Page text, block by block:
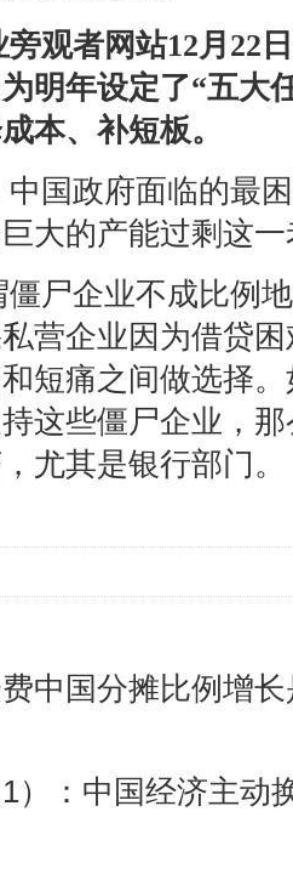
旁观者网站12月22
明年设定了“五大
本、补短板。
国政府面临的最
大的产能过剩这
僵尸企业不成比例
营企业因为借贷
短痛之间做选择
这些僵尸企业，
尤其是银行部门。
中国分摊比例增
）：中国经济主动